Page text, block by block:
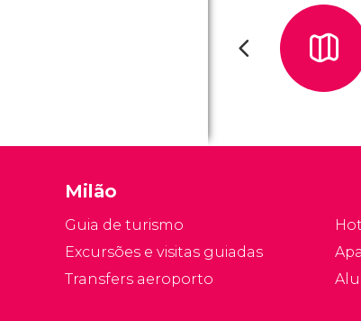
Milão
Guia de turismo
Excursões e visitas guiadas
Transfers aeroporto